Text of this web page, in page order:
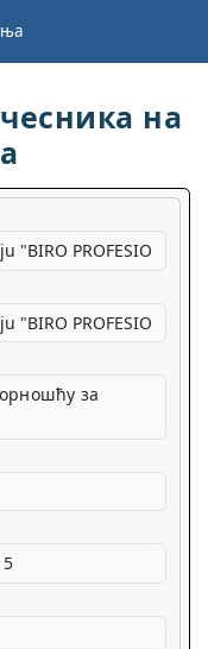
на
за